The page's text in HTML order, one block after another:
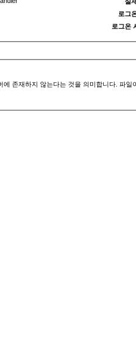
로그
로그온
에 존재하지 않는다는 것을 의미합니다. 파